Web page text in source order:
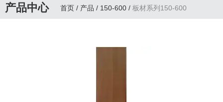
色辊涂铝板、铝箔、
产品中心 首页/ 产品 / 150-600 /板材系列150-600